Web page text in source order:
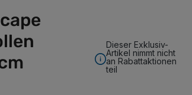
Dieser Exklusiv-
Artikel nimmt nicht
an Rabattaktionen
teil